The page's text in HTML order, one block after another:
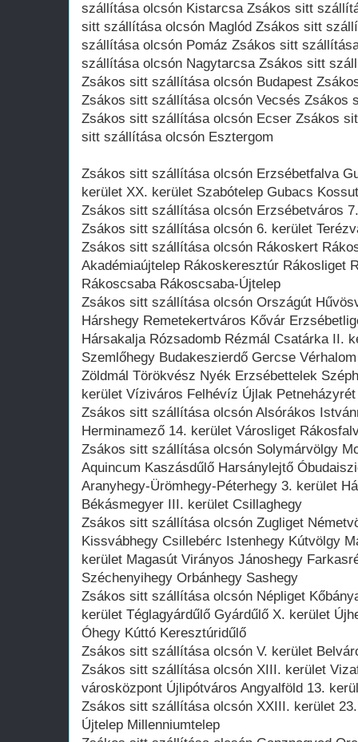
szállítása olcsón Kistarcsa Zsákos sitt
sitt szállítása olcsón Maglód Zsákos sitt
szállítása olcsón Pomáz Zsákos sitt
szállítása olcsón Nagytarcsa Zsákos sitt
Zsákos sitt szállítása olcsón Budapest
Zsákos sitt szállítása olcsón Vecsés Zsákos
Zsákos sitt szállítása olcsón Ecser Zsákos
sitt szállítása olcsón Esztergom
Zsákos sitt szállítása olcsón Erzsébetfalva
kerület XX. kerület Szabótelep Gubacs
Zsákos sitt szállítása olcsón Erzsébetváros
Zsákos sitt szállítása olcsón 6. kerület
Zsákos sitt szállítása olcsón Rákoskert
Akadémiaújtelep Rákoskeresztúr Rákosliget
Rákoscsaba Rákoscsaba-Újtelep
Zsákos sitt szállítása olcsón Országút
Hárshegy Remetekertváros Kővár
Hársakalja Rózsadomb Rézmál Csatárka II.
Szemlőhegy Budakeszierdő Gercse
Zöldmál Törökvész Nyék Erzsébettelek
kerület Víziváros Felhévíz Újlak Petneházyrét
Zsákos sitt szállítása olcsón Alsórákos
Herminamező 14. kerület Városliget
Zsákos sitt szállítása olcsón Solymárvölgy
Aquincum Kaszásdűlő Harsánylejtő
Aranyhegy-Ürömhegy-Péterhegy 3. kerület
Békásmegyer III. kerület Csillaghegy
Zsákos sitt szállítása olcsón Zugliget
Kissvábhegy Csillebérc Istenhegy Kútvölgy
kerület Magasút Virányos Jánoshegy
Széchenyihegy Orbánhegy Sashegy
Zsákos sitt szállítása olcsón Népliget
kerület Téglagyárdűlő Gyárdűlő X. kerület
Óhegy Kúttó Keresztúridűlő
Zsákos sitt szállítása olcsón V. kerület
Zsákos sitt szállítása olcsón XIII. kerület
városközpont Újlipótváros Angyalföld 13.
Zsákos sitt szállítása olcsón XXIII. kerület
Újtelep Millenniumtelep